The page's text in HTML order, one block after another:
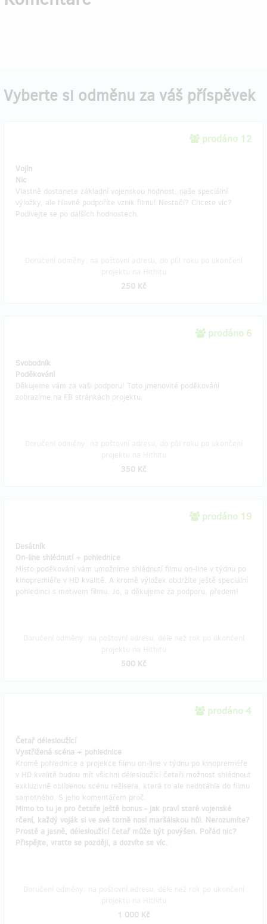
Vyberte si odměnu za váš příspěvek
prodáno 12
Vojín
Nic
Vlastně dostanete základní vojenskou hodnost, naše speciální
výložky, ale hlavně podpoříte vznik filmu! Nestačí? Chcete víc?
Podívejte se po dalších hodnostech.
250 Kč
prodáno 6
Svobodník
Poděkování
Děkujeme vám za vaši podporu! Toto jmenovité poděkování
zobrazíme na FB stránkách projektu.
350 Kč
prodáno 19
Desátník
On-line shlédnutí + pohlednice
Místo poděkování vám umožníme shlédnutí filmu on-line v týdnu po
kinopremiéře v HD kvalitě. A kromě výložek obdržíte ještě speciální
pohledinci s motivem filmu. Jo, a děkujeme za podporu, předem!
500 Kč
prodáno 4
Četař délesloužící
Vystřižená scéna + pohlednice
Kromě pohlednice a projekce filmu on-line v týdnu po kinopremiéře
v HD kvalitě budou mít všichni délesloužící četaři možnost shlédnout
exkluzivně oblíbenou scénu režiséra, která to ale nedotáhla do filmu
samotného. S jeho komentářem proč.
Mimo to tu je pro četaře ještě bonus - jak praví staré vojenské
rčení, každý voják si ve své torně nosí maršálskou hůl. Nerozumíte?
Prostě a jasně, délesloužící četař může být povýšen. Pořád nic?
Přispějte, vratťe se později, a dozvíte se víc.
1 000 Kč